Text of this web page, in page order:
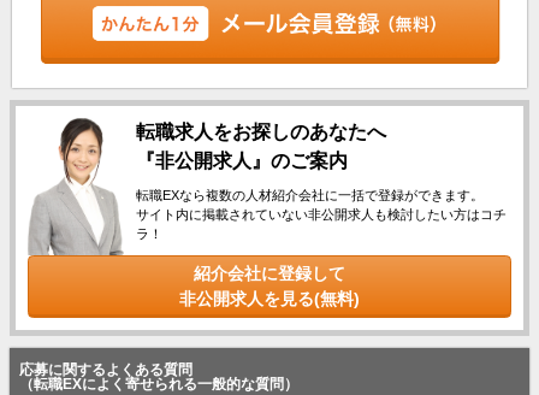
転職求人をお探しのあなたへ
『非公開求人』のご案内
転職EXなら複数の人材紹介会社に一括で登録ができます。
サイト内に掲載されていない非公開求人も検討したい方はコチ
ラ！
紹介会社に登録して
非公開求人を見る(無料)
応募に関するよくある質問
（転職EXによく寄せられる一般的な質問）